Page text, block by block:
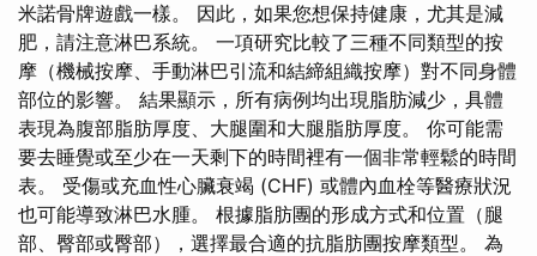
米諾骨牌遊戲一樣。 因此，如果您想保持健康，尤其是減
肥，請注意淋巴系統。 一項研究比較了三種不同類型的按
摩（機械按摩、手動淋巴引流和結締組織按摩）對不同身體
部位的影響。 結果顯示，所有病例均出現脂肪減少，具體
表現為腹部脂肪厚度、大腿圍和大腿脂肪厚度。 你可能需
要去睡覺或至少在一天剩下的時間裡有一個非常輕鬆的時間
表。 受傷或充血性心臟衰竭 (CHF) 或體內血栓等醫療狀況
也可能導致淋巴水腫。 根據脂肪團的形成方式和位置（腿
部、臀部或臀部），選擇最合適的抗脂肪團按摩類型。 為